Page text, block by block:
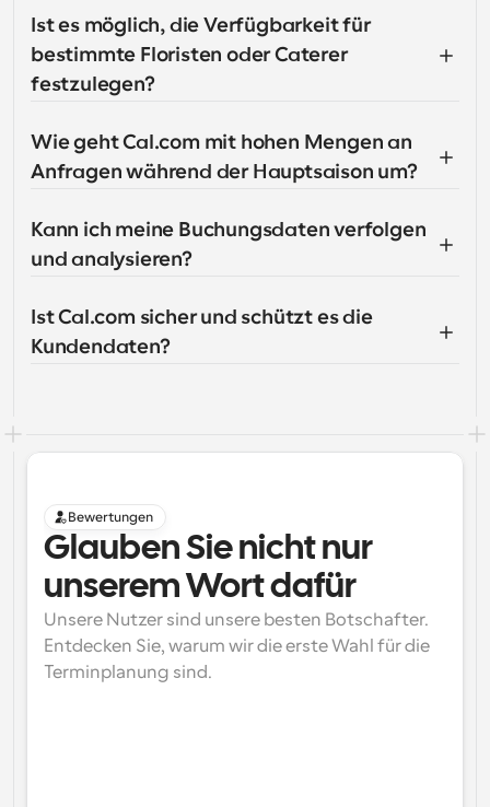
Ist es möglich, die Verfügbarkeit für
bestimmte Floristen oder Caterer
festzulegen?
Wie geht Cal.com mit hohen Mengen an
Anfragen während der Hauptsaison um?
Kann ich meine Buchungsdaten verfolgen
und analysieren?
Ist Cal.com sicher und schützt es die
Kundendaten?
Bewertungen
Glauben Sie nicht nur
unserem Wort dafür
Unsere Nutzer sind unsere besten Botschafter.
Entdecken Sie, warum wir die erste Wahl für die
Terminplanung sind.